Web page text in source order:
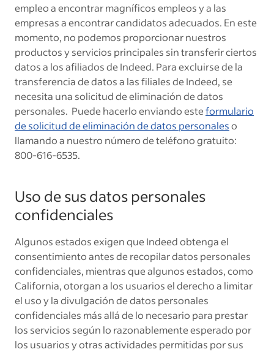
empleo a encontrar magníficos empleos y a las
empresas a encontrar candidatos adecuados. En este
momento, no podemos proporcionar nuestros
productos y servicios principales sin transferir ciertos
datos a los afiliados de Indeed. Para excluirse de la
transferencia de datos a las filiales de Indeed, se
necesita una solicitud de eliminación de datos
personales. Puede hacerlo enviando esteformulario
de solicitud de eliminación de datos personaleso
llamando a nuestro número de teléfono gratuito:
800-616-6535.
Uso de sus datos personales
confidenciales
Algunos estados exigen que Indeed obtenga el
consentimiento antes de recopilar datos personales
confidenciales, mientras que algunos estados, como
California, otorgan a los usuarios el derecho a limitar
el uso y la divulgación de datos personales
confidenciales más allá de lo necesario para prestar
los servicios según lo razonablemente esperado por
los usuarios y otras actividades permitidas por sus